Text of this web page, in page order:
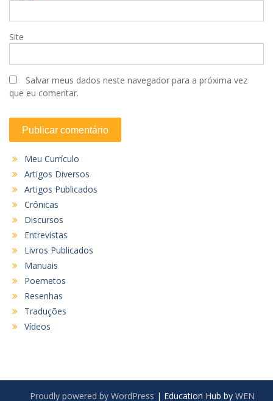
Site
Salvar meus dados neste navegador para a próxima vez
que eu comentar.
Meu Currículo
Artigos Diversos
Artigos Publicados
Crônicas
Discursos
Entrevistas
Livros Publicados
Manuais
Poemetos
Resenhas
Traduções
Vídeos
Proudly powered by WordPress | Education Hub by WEN